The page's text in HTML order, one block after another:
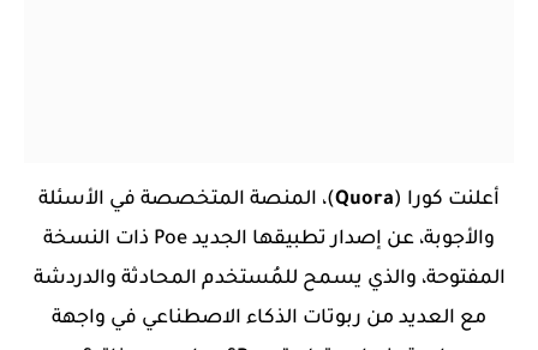
أعلنت كورا (Quora)، المنصة المتخصصة في الأسئلة
والأجوبة، عن إصدار تطبيقها الجديد Poe ذات النسخة
المفتوحة، والذي يسمح للمُستخدم المحادثة والدردشة
مع العديد من ربوتات الذكاء الاصطناعي في واجهة